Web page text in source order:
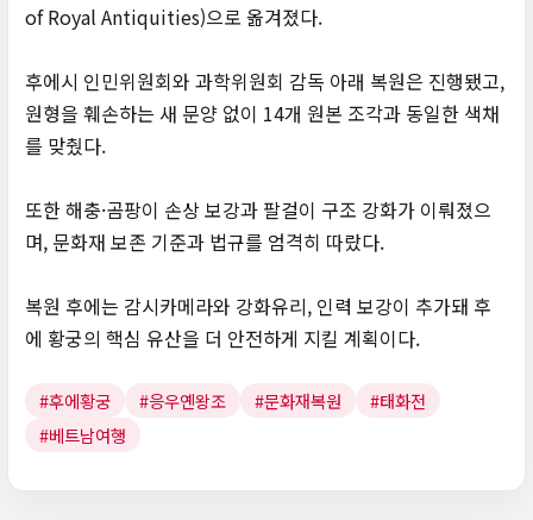
of Royal Antiquities)으로 옮겨졌다.
후에시 인민위원회와 과학위원회 감독 아래 복원은 진행됐고,
원형을 훼손하는 새 문양 없이 14개 원본 조각과 동일한 색채
를 맞췄다.
또한 해충·곰팡이 손상 보강과 팔걸이 구조 강화가 이뤄졌으
며, 문화재 보존 기준과 법규를 엄격히 따랐다.
복원 후에는 감시카메라와 강화유리, 인력 보강이 추가돼 후
에 황궁의 핵심 유산을 더 안전하게 지킬 계획이다.
#후에황궁 #응우옌왕조 #문화재복원
#태화전
#베트남여행